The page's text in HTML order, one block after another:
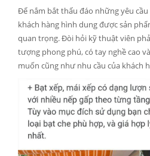
Để nắm bắt thấu đáo những yêu
khách hàng hình dung được sản
quan trọng. Đòi hỏi kỹ thuật viên
tượng phong phú, có tay nghề cao
muốn cũng như nhu cầu của khách